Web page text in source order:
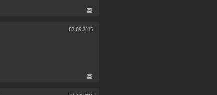
02.09.2015